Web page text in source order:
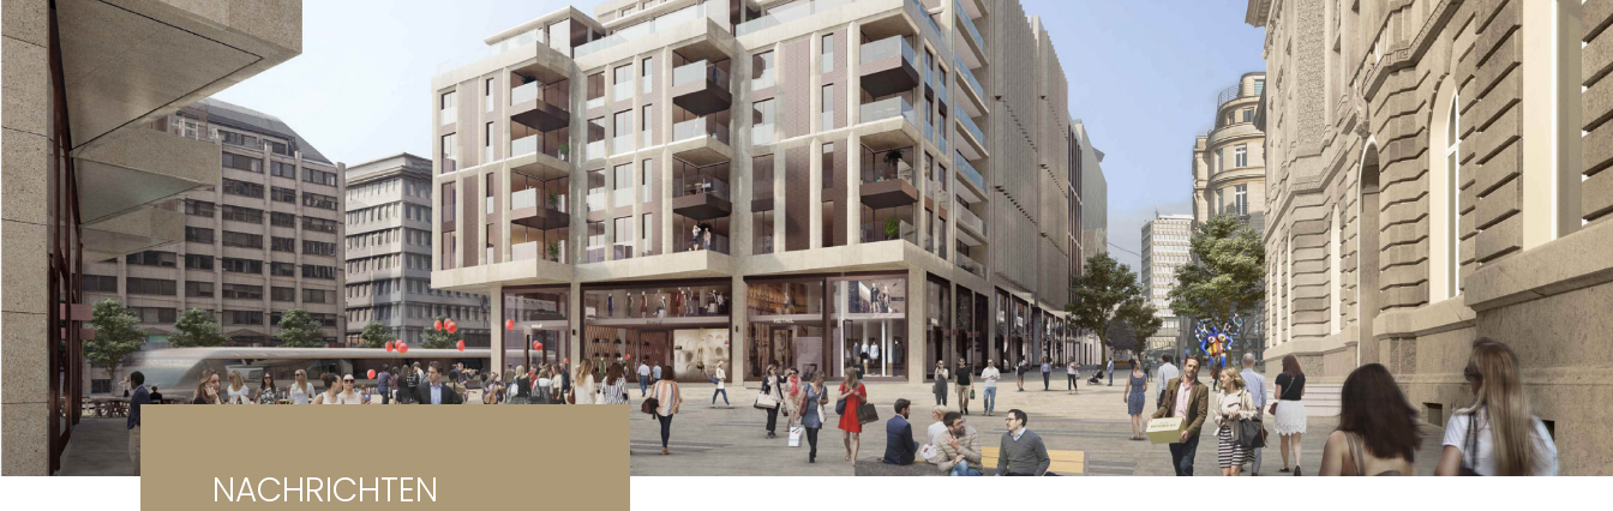
Wohnhaus
Büro
Geschäft
Garage / Parkplatz
Grundstück
Geschäft
Garage / Parkplatz
Gebäudemanagment
NACHRICHTEN